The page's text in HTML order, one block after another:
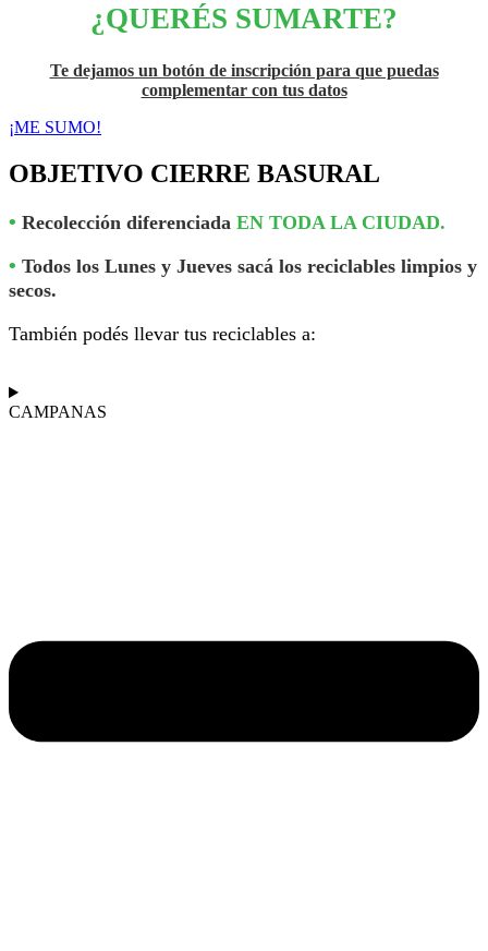
¿QUERÉS SUMARTE?
Te dejamos un botón de inscripción para que puedas
complementar con tus datos
¡ME SUMO!
OBJETIVO CIERRE BASURAL
• Recolección diferenciada EN TODA LA CIUDAD.
• Todos los Lunes y Jueves sacá los reciclables limpios y
secos.
También podés llevar tus reciclables a:
CAMPANAS